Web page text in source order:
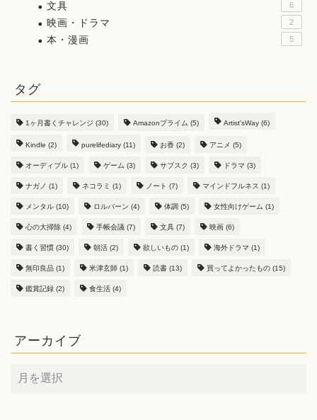
文具 6
映画・ドラマ 2
本・漫画 5
タグ
1ヶ月書くチャレンジ (30) Amazonプライム (5) Artist'sWay (6)
Kindle (2) purelifediary (11) お香 (2) アニメ (5)
オーディブル (1) ゲーム (3) サブスク (3) ドラマ (3)
ナガノ (1) ネコラミ (1) ノート (7) マインドフルネス (1)
メンタル (10) ロルバーン (4) 体調 (5) 女性向けゲーム (1)
心の大掃除 (4) 手帳会議 (7) 文具 (7) 映画 (6)
書く習慣 (30) 朝活 (2) 欲しいもの (1) 海外ドラマ (1)
無印良品 (1) 米津玄師 (1) 読書 (13) 買ってよかったもの (15)
鑑賞記録 (2) 食生活 (4)
アーカイブ
ア
ー